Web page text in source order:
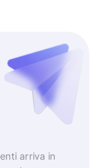
arriva in